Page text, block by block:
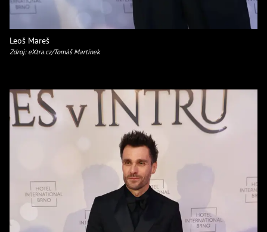
Leoš Mareš
Zdroj: eXtra.cz/Tomáš Martínek